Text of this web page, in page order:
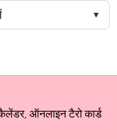
ऑनलाइन टैरो कार्ड